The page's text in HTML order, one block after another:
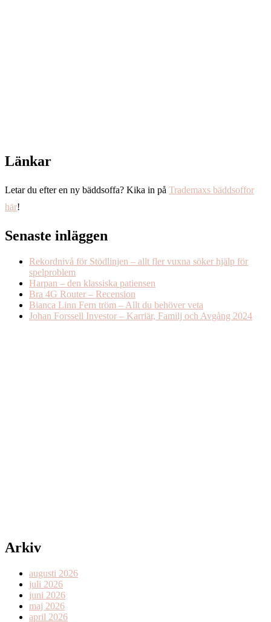
Länkar
Letar du efter en ny bäddsoffa? Kika in på Trademaxs bäddsoffor
här!
Senaste inläggen
Rekordnivå för Stödlinjen – allt fler vuxna söker hjälp för
spelproblem
Harpan – den klassiska patiensen
Bra 4G Router – Recension
Bianca Linn Fern tröm – Allt du behöver veta
Johan Forssell Investor – Karriär, Familj och Avgång 2024
Arkiv
augusti 2026
juli 2026
juni 2026
maj 2026
april 2026